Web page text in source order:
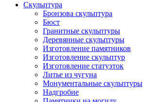
Скульптура
Бронзова скульптура
Бюст
Гранитные скульптуры
Деревянные скульптуры
Изготовление памятников
Изготовление скульптур
Изготовление статуэток
Литье из чугуна
Монументальные скульптуры
Надгробие